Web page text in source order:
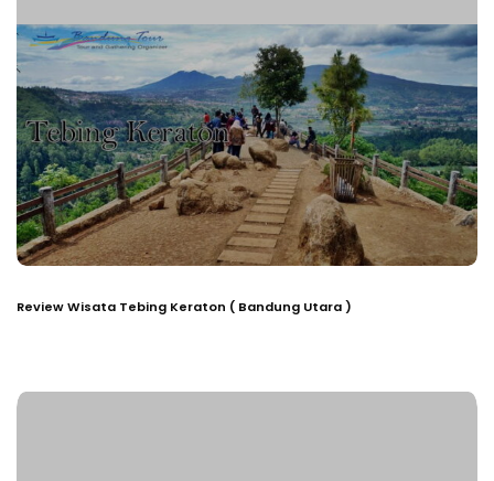
Review Wisata Tebing Keraton ( Bandung Utara )